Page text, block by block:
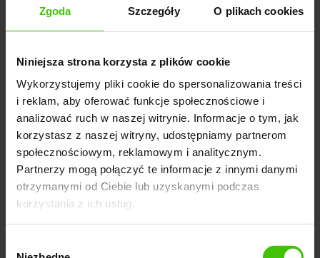
Zgoda Szczegóły O plikach cookies
Niniejsza strona korzysta z plików cookie
Wykorzystujemy pliki cookie do spersonalizowania treści
i reklam, aby oferować funkcje społecznościowe i
analizować ruch w naszej witrynie. Informacje o tym, jak
korzystasz z naszej witryny, udostępniamy partnerom
społecznościowym, reklamowym i analitycznym.
Partnerzy mogą połączyć te informacje z innymi danymi
otrzymanymi od Ciebie lub uzyskanymi podczas
korzystania z ich usług.
doświadczenia w tym zakresie, możesz zatrudnić
specjalistę SEO lub nawiązać współpracę z
O co musisz priorytetowo zadbać, żeby
pozycjonowanie Twojej strony było efektywne?
Wybór słów kluczowych dopasowanych do grupy
docelowej,
Tworzenie wartościowej treści z wykorzystaniem
Przygotowanie intuicyjnego szkielety strony www,